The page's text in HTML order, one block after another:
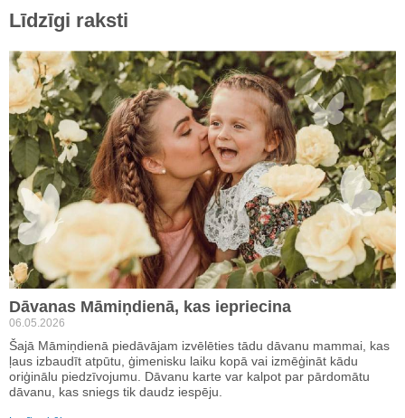
Līdzīgi raksti
Dāvanas Māmiņdienā, kas iepriecina
06.05.2026
Šajā Māmiņdienā piedāvājam izvēlēties tādu dāvanu mammai, kas
ļaus izbaudīt atpūtu, ģimenisku laiku kopā vai izmēģināt kādu
oriģinālu piedzīvojumu. Dāvanu karte var kalpot par pārdomātu
dāvanu, kas sniegs tik daudz iespēju.